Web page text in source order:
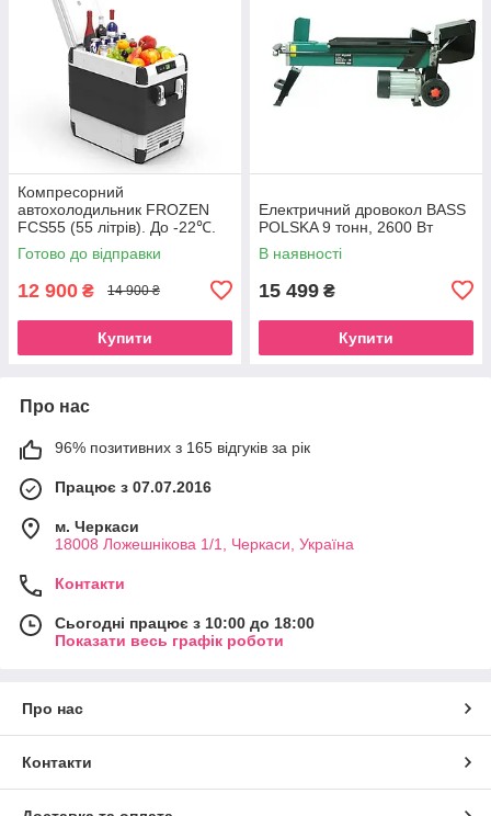
Компресорний
автохолодильник FROZEN
FCS55 (55 літрів). До -22℃.
Живлення 12, 24, 220 вольт
Готово до відправки
12 900 ₴ 14 900 ₴
Купити
Електричний дровокол BASS
POLSKA 9 тонн, 2600 Вт
В наявності
15 499 ₴
Купити
Про нас
96% позитивних з 165 відгуків за рік
Працює з 07.07.2016
м. Черкаси
18008 Ложешнікова 1/1, Черкаси, Україна
Контакти
Сьогодні працює з 10:00 до 18:00
Показати весь графік роботи
Про нас
Контакти